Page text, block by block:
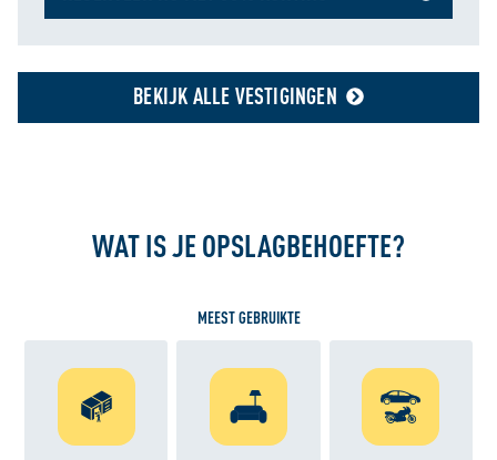
Cookie PolicyBEKIJK ALLE VESTIGINGEN
WAT IS JE OPSLAGBEHOEFTE?
MEEST GEBRUIKTE